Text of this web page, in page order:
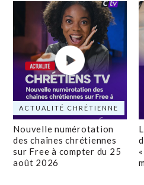
ACTUALITÉ CHRÉTIENNE
Nouvelle numérotation
des chaînes chrétiennes
sur Free à compter du 25
août 2026